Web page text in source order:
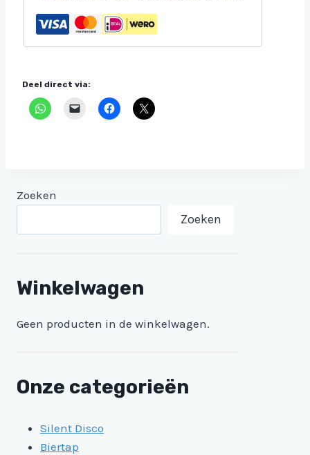
Deel direct via:
Zoeken
Zoeken
Winkelwagen
Geen producten in de winkelwagen.
Onze categorieën
Silent Disco
Biertap